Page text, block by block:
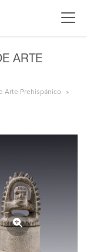
ARTE
Arte Prehispánico